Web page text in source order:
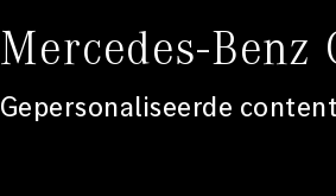
Mercedes-Benz
Gepersonaliseerde content